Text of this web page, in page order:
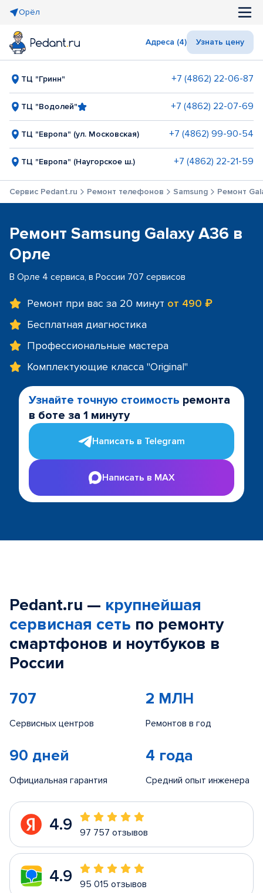
Орёл
Адреса (4) Узнать цену
ТЦ "Гринн" +7 (4862) 22-06-87
ТЦ "Водолей" +7 (4862) 22-07-69
ТЦ "Европа" (ул. Московская) +7 (4862) 99-90-54
ТЦ "Европа" (Наугорское ш.) +7 (4862) 22-21-59
Сервис Pedant.ru Ремонт телефонов Samsung Ремонт
Ремонт Samsung Galaxy A36 в
Орле
В Орле 4 сервиса, в России 707 сервисов
Ремонт при вас за 20 минут от 490 ₽
Бесплатная диагностика
Профессиональные мастера
Комплектующие класса "Original"
Узнайте точную стоимость ремонта
в боте за 1 минуту
Написать в Telegram
Написать в MAX
Pedant.ru — крупнейшая
сервисная сеть по ремонту
смартфонов и ноутбуков в
России
707
Сервисных центров
2 МЛН
Ремонтов в год
90 дней
Официальная гарантия
4 года
Средний опыт инженера
4.9 97 757 отзывов
4.9 95 015 отзывов